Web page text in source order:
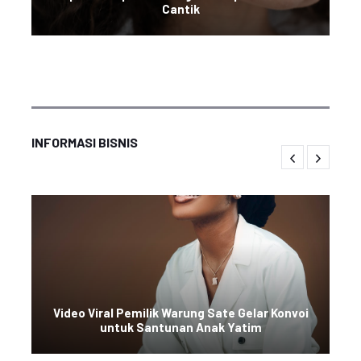
Cantik
INFORMASI BISNIS
Video Viral Pemilik Warung Sate Gelar Konvoi
untuk Santunan Anak Yatim